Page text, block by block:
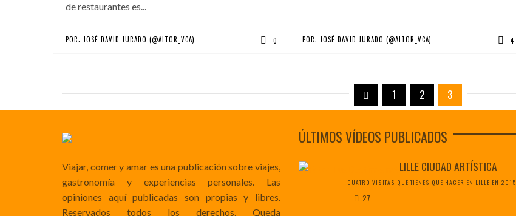
de restaurantes es...
POR: JOSÉ DAVID JURADO (@AITOR_VCA) 0 POR: JOSÉ DAVID JURADO (@AITOR_VCA) 4
1 2 3
Viajar, comer y amar es una publicación sobre viajes,
gastronomía y experiencias personales. Las
opiniones aquí publicadas son propias y libres.
Reservados todos los derechos. Queda
ÚLTIMOS VÍDEOS PUBLICADOS
LILLE CIUDAD ARTÍSTICA
CUATRO VISITAS QUE TIENES QUE HACER EN LILLE EN 2015
27